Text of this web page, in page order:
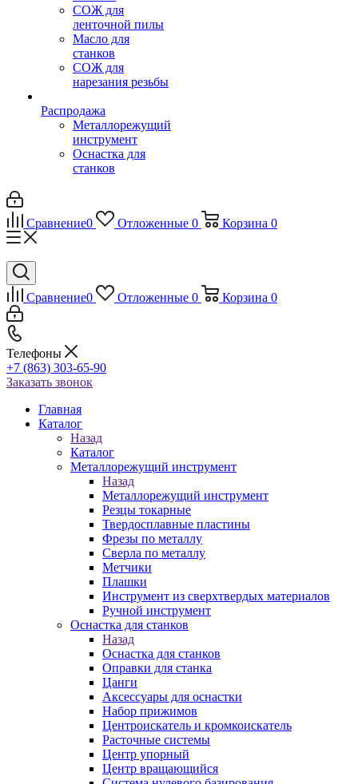
СОЖ для
ленточной пилы
Масло для
станков
СОЖ для
нарезания резьбы
Распродажа
Металлорежущий
инструмент
Оснастка для
станков
Сравнение0 Отложенные 0 Корзина 0
Сравнение0 Отложенные 0 Корзина 0
Телефоны
+7 (863) 303-65-90
Заказать звонок
Главная
Каталог
Назад
Каталог
Металлорежущий инструмент
Назад
Металлорежущий инструмент
Резцы токарные
Твердосплавные пластины
Фрезы по металлу
Сверла по металлу
Метчики
Плашки
Инструмент из сверхтвердых материалов
Ручной инструмент
Оснастка для станков
Назад
Оснастка для станков
Оправки для станка
Цанги
Аксессуары для оснастки
Набор прижимов
Центроискатель и кромкоискатель
Расточные системы
Центр упорный
Центр вращающийся